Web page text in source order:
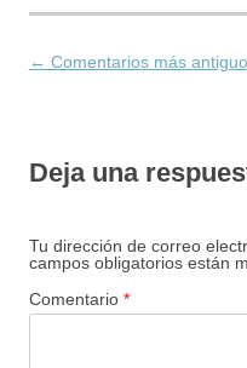
Navegación de comentarios
← Comentarios más
Deja una
Tu dirección de correo
campos obligatorios están
Comentario *